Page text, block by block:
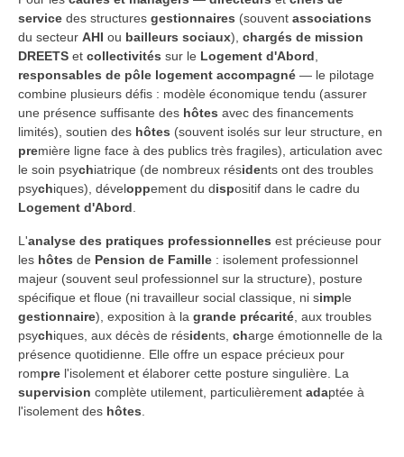
service des structures gestionnaires (souvent associations
du secteur AHI ou bailleurs sociaux), chargés de mission
DREETS et collectivités sur le Logement d'Abord
responsables de pôle logement accompagné — le pilotage
combine plusieurs défis : modèle économique tendu (assurer
une présence suffisante des hôtes avec des financements
limités), soutien des hôtes (souvent isolés sur leur structure, en
première ligne face à des publics très fragiles), articulation avec
le soin psychiatrique (de nombreux résidents ont des troubles
psychiques), développement du dispositif dans le cadre du
Logement d'Abord
L'analyse des pratiques professionnelles est précieuse pour
les hôtes de Pension de Famille : isolement professionnel
majeur (souvent seul professionnel sur la structure), posture
spécifique et floue (ni travailleur social classique, ni simple
gestionnaire), exposition à la grande précarité, aux troubles
psychiques, aux décès de résidents, charge émotionnelle de la
présence quotidienne. Elle offre un espace précieux pour
rompre l'isolement et élaborer cette posture singulière. La
supervision complète utilement, particulièrement adaptée à
l'isolement des hôtes.